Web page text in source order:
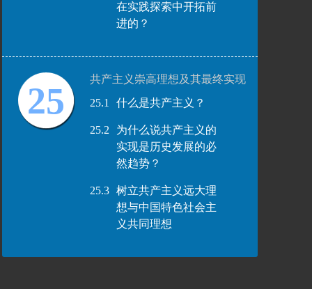
在实践探索中开拓前
进的？
25
共产主义崇高理想及其最终实现
25.1
什么是共产主义？
25.2
为什么说共产主义的
实现是历史发展的必
然趋势？
25.3
树立共产主义远大理
想与中国特色社会主
义共同理想